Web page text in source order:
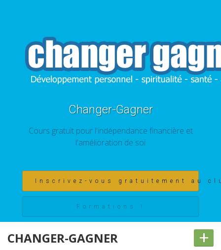
Changer-Gagner
Cours gratuit pour l'indépendance financière et
l'amélioration de soi
Inscrivez-vous gratuitement au
Formations !
CHANGER-GAGNER +